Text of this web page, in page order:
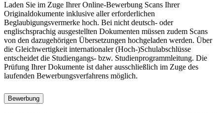
Laden Sie im Zuge Ihrer Online-Bewerbung Scans Ihrer
Originaldokumente inklusive aller erforderlichen
Beglaubigungsvermerke hoch. Bei nicht deutsch- oder
englischsprachig ausgestellten Dokumenten müssen zudem Scans
von den dazugehörigen Übersetzungen hochgeladen werden. Über
die Gleichwertigkeit internationaler (Hoch-)Schulabschlüsse
entscheidet die Studiengangs- bzw. Studienprogrammleitung. Die
Prüfung Ihrer Dokumente ist daher ausschließlich im Zuge des
laufenden Bewerbungsverfahrens möglich.
Bewerbung